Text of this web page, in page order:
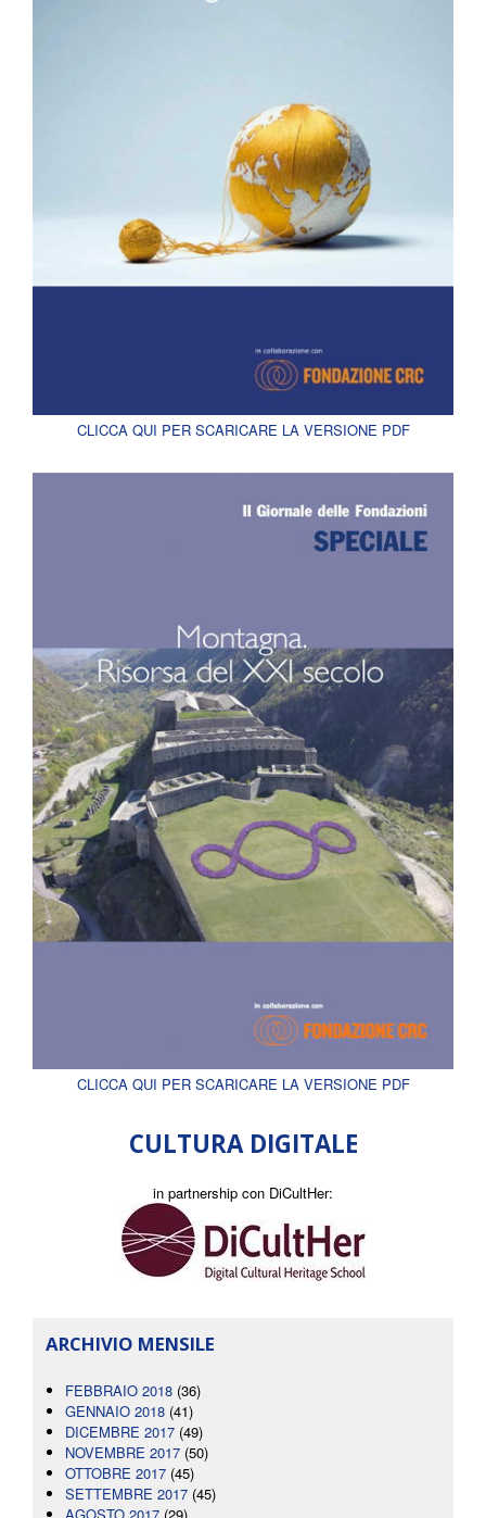
CLICCA QUI PER SCARICARE LA VERSIONE PDF
CLICCA QUI PER SCARICARE LA VERSIONE PDF
CULTURA DIGITALE
in partnership con DiCultHer:
ARCHIVIO MENSILE
FEBBRAIO 2018 (36)
GENNAIO 2018 (41)
DICEMBRE 2017 (49)
NOVEMBRE 2017 (50)
OTTOBRE 2017 (45)
SETTEMBRE 2017 (45)